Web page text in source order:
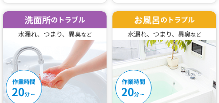
洗面所のトラブル
水漏れ、つまり、異臭など
作業時間
20分～
お風呂のトラブル
水漏れ、つまり、異臭など
作業時間
20分～